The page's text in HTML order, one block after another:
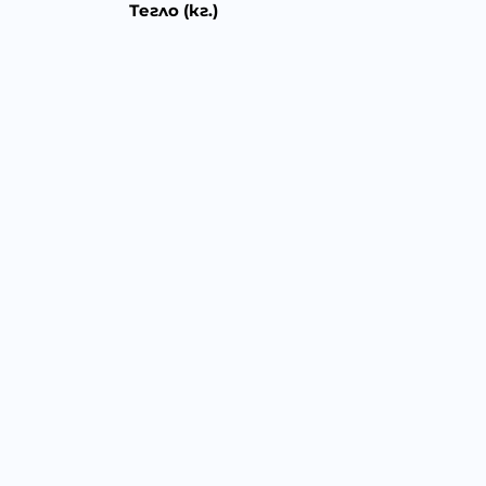
Тегло (кг.)